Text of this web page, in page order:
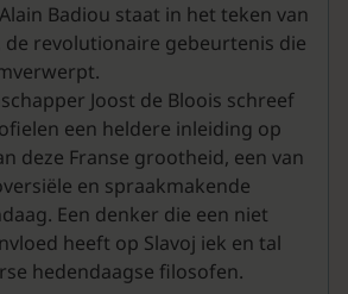
Badiou staat in het teken van
de revolutionaire gebeurtenis die
Joost de Bloois schreef
een heldere inleiding op
deze Franse grootheid, een van
en spraakmakende
Een denker die een niet
heeft op Slavoj iek en tal
hedendaagse filosofen.